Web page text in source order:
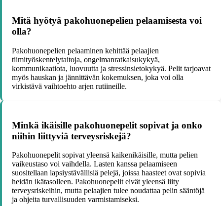
Mitä hyötyä pakohuonepelien pelaamisesta voi
olla?
Pakohuonepelien pelaaminen kehittää pelaajien
tiimityöskentelytaitoja, ongelmanratkaisukykyä,
kommunikaatiota, luovuutta ja stressinsietokykyä. Pelit tarjoavat
myös hauskan ja jännittävän kokemuksen, joka voi olla
virkistävä vaihtoehto arjen rutiineille.
Minkä ikäisille pakohuonepelit sopivat ja onko
niihin liittyviä terveysriskejä?
Pakohuonepelit sopivat yleensä kaikenikäisille, mutta pelien
vaikeustaso voi vaihdella. Lasten kanssa pelaamiseen
suositellaan lapsiystävällisiä pelejä, joissa haasteet ovat sopivia
heidän ikätasolleen. Pakohuonepelit eivät yleensä liity
terveysriskeihin, mutta pelaajien tulee noudattaa pelin sääntöjä
ja ohjeita turvallisuuden varmistamiseksi.